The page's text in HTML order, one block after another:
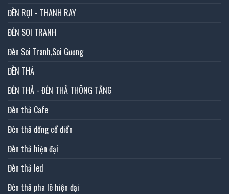
ĐÈN RỌI - THANH RAY
ĐÈN SOI TRANH
Đèn Soi Tranh,Soi Gương
ĐÈN THẢ
ĐÈN THẢ - ĐÈN THẢ THÔNG TẦNG
Đèn thả Cafe
Đèn thả đồng cổ điển
Đèn thả hiện đại
Đèn thả led
Đèn thả pha lê hiện đại